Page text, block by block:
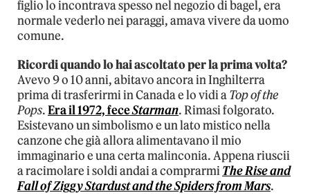
figlio lo incontrava spesso nel negozio di bagel, era
normale vederlo nei paraggi, amava vivere da uomo
comune.
Ricordi quando lo hai ascoltato per la prima volta?
Avevo 9 o 10 anni, abitavo ancora in Inghilterra
prima di trasferirmi in Canada e lo vidi aTop of the
Pops.Era il 1972, feceStarman. Rimasi folgorato.
Esistevano un simbolismo e un lato mistico nella
canzone che già allora alimentavano il mio
immaginario e una certa malinconia. Appena riuscii
a racimolare i soldi andai a comprarmiThe Rise and
Fall of Ziggy Stardust and the Spiders from Mars.